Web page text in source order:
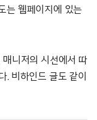
는 웹페이지에 있는
니저의 시선에서 따
. 비하인드 글도 같이